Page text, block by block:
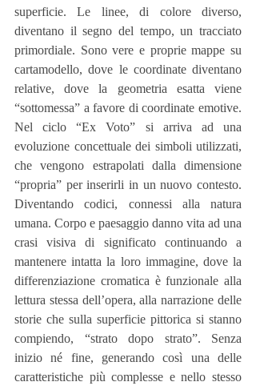
superficie. Le linee, di colore diverso,
diventano il segno del tempo, un tracciato
primordiale. Sono vere e proprie mappe su
cartamodello, dove le coordinate diventano
relative, dove la geometria esatta viene
“sottomessa” a favore di coordinate emotive.
Nel ciclo “Ex Voto” si arriva ad una
evoluzione concettuale dei simboli utilizzati,
che vengono estrapolati dalla dimensione
“propria” per inserirli in un nuovo contesto.
Diventando codici, connessi alla natura
umana. Corpo e paesaggio danno vita ad una
crasi visiva di significato continuando a
mantenere intatta la loro immagine, dove la
differenziazione cromatica è funzionale alla
lettura stessa dell’opera, alla narrazione delle
storie che sulla superficie pittorica si stanno
compiendo, “strato dopo strato”. Senza
inizio né fine, generando così una delle
caratteristiche più complesse e nello stesso